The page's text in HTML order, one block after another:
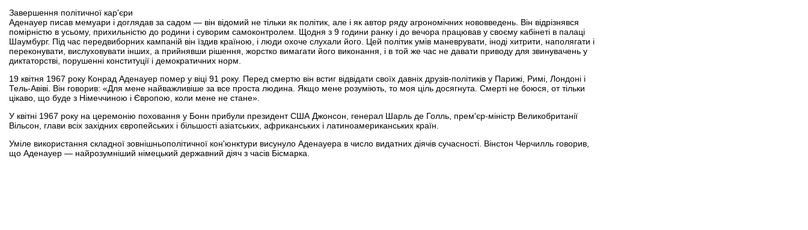
Завершення політичної кар'єри
Аденауер писав мемуари і доглядав за садом — він відомий не тільки як політик, але і як автор ряду агрономічних нововведень. Він відрізнявся
помірністю в усьому, прихильністю до родини і суворим самоконтролем. Щодня з 9 години ранку і до вечора працював у своєму кабінеті в палаці
Шаумбург. Під час передвиборних кампаній він їздив країною, і люди охоче слухали його. Цей політик умів маневрувати, іноді хитрити, наполягати і
переконувати, вислуховувати інших, а прийнявши рішення, жорстко вимагати його виконання, і в той же час не давати приводу для звинувачень у
диктаторстві, порушенні конституції і демократичних норм.
19 квітня 1967 року Конрад Аденауер помер у віці 91 року. Перед смертю він встиг відвідати своїх давніх друзів-політиків у Парижі, Римі, Лондоні і
Тель-Авіві. Він говорив: «Для мене найважливіше за все проста людина. Якщо мене розуміють, то моя ціль досягнута. Смерті не боюся, от тільки
цікаво, що буде з Німеччиною і Європою, коли мене не стане».
У квітні 1967 року на церемонію поховання у Бонн прибули президент США Джонсон, генерал Шарль де Голль, прем'єр-міністр Великобританії
Вільсон, глави всіх західних європейських і більшості азіатських, африканських і латиноамериканських країн.
Уміле використання складної зовнішньополітичної кон'юнктури висунуло Аденауера в число видатних діячів сучасності. Вінстон Черчилль говорив,
що Аденауер — найрозумніший німецький державний діяч з часів Бісмарка.